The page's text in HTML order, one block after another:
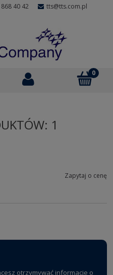
40 42 tts@tts.com.pl
1
Zapytaj o cenę
otrzymywać informacje o